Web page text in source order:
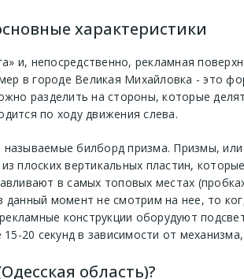
характеристики
и, непосредственно, рекламная
в городе Великая Михайловка - это
разделить на стороны, которые
по ходу движения слева.
называемые билборд призма. Призмы,
плоских вертикальных пластин,
в самых топовых местах
данный момент не смотрим на нее, то
конструкции оборудуют
20 секунд в зависимости от
область)?